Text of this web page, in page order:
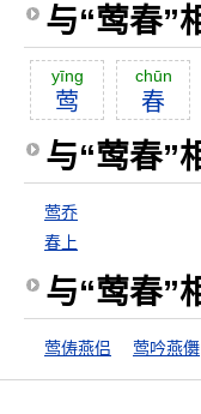
与“莺春”
yīng
莺
chūn
春
与“莺春”
莺乔
春上
与“莺春”
莺俦燕侣 莺吟燕儛